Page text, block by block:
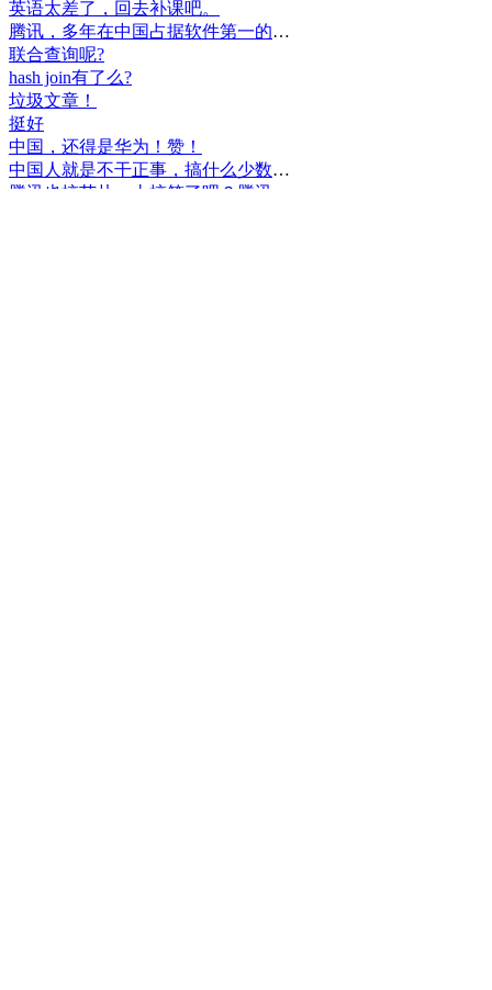
英语太差了，回去补课吧。
腾讯，多年在中国占据软件第一的位置，可惜，除了QQ、微信外，什么都没有做出来。
联合查询呢?
hash join有了么?
垃圾文章！
挺好
中国，还得是华为！赞！
中国人就是不干正事，搞什么少数民族语言，把libreoffice加上系列码，都是找骂的事，就是不干正事。